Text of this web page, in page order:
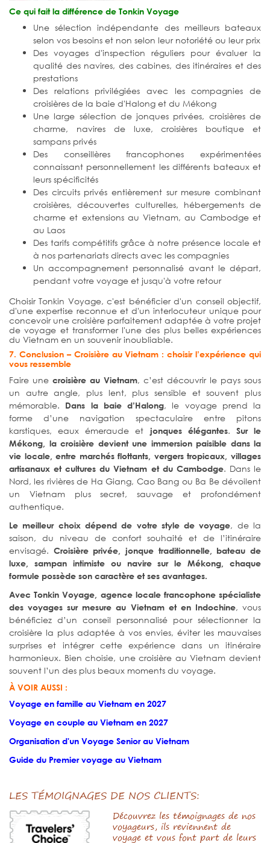
Ce qui fait la différence de Tonkin Voyage
Une sélection indépendante des meilleurs bateaux
selon vos besoins et non selon leur notoriété ou leur prix
Des voyages d'inspection réguliers pour évaluer la
qualité des navires, des cabines, des itinéraires et des
prestations
Des relations privilégiées avec les compagnies de
croisières de la baie d'Halong et du Mékong
Une large sélection de jonques privées, croisières de
charme, navires de luxe, croisières boutique et
sampans privés
Des conseillères francophones expérimentées
connaissant personnellement les différents bateaux et
leurs spécificités
Des circuits privés entièrement sur mesure combinant
croisières, découvertes culturelles, hébergements de
charme et extensions au Vietnam, au Cambodge et
au Laos
Des tarifs compétitifs grâce à notre présence locale et
à nos partenariats directs avec les compagnies
Un accompagnement personnalisé avant le départ,
pendant votre voyage et jusqu'à votre retour
Choisir Tonkin Voyage, c'est bénéficier d'un conseil objectif,
d'une expertise reconnue et d'un interlocuteur unique pour
concevoir une croisière parfaitement adaptée à votre projet
de voyage et transformer l'une des plus belles expériences
du Vietnam en un souvenir inoubliable.
7. Conclusion – Croisière au Vietnam : choisir l’expérience qui
vous ressemble
Faire une croisière au Vietnam, c’est découvrir le pays sous
un autre angle, plus lent, plus sensible et souvent plus
mémorable.
Dans la baie d’Halong, le voyage prend la
forme d’une navigation spectaculaire entre pitons
karstiques, eaux émeraude et jonques élégantes. Sur le
Mékong, la croisière devient une immersion paisible dans la
vie locale, entre marchés flottants, vergers tropicaux, villages
artisanaux et cultures du Vietnam et du Cambodge. Dans le
Nord, les rivières de Ha Giang, Cao Bang ou Ba Be dévoilent
un Vietnam plus secret, sauvage et profondément
authentique.
Le meilleur choix dépend de votre style de voyage, de la
saison, du niveau de confort souhaité et de l’itinéraire
envisagé. Croisière privée, jonque traditionnelle, bateau de
luxe, sampan intimiste ou navire sur le Mékong, chaque
formule possède son caractère et ses avantages.
Avec Tonkin Voyage, agence locale francophone spécialiste
des voyages sur mesure au Vietnam et en Indochine, vous
bénéficiez d’un conseil personnalisé pour sélectionner la
croisière la plus adaptée à vos envies, éviter les mauvaises
surprises et intégrer cette expérience dans un itinéraire
harmonieux. Bien choisie, une croisière au Vietnam devient
souvent l’un des plus beaux moments du voyage.
À VOIR AUSSI :
Voyage en famille au Vietnam en 2027
Voyage en couple au Vietnam en 2027
Organisation d'un Voyage Senior au Vietnam
Guide du Premier voyage au Vietnam
LES TÉMOIGNAGES DE NOS CLIENTS:
Découvrez les témoignages de nos
voyageurs, ils reviennent de
voyage et vous font part de leurs